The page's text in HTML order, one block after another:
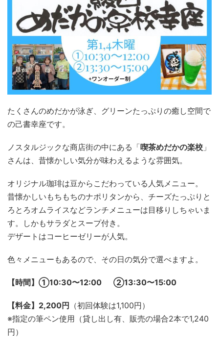
たくさんのめだかが泳ぎ、グリーンたっぷりの癒し空間で
の己書幸座です。
ノスタルジックな商店街の中にある「喫茶めだかの楽校 」
さんは、昔懐かしい気分が味わえるような雰囲気。
オリジナル珈琲は豆からこだわっている人気メニュー。
昔懐かしいもちもちのナポリタンから、チーズたっぷりと
ろとろオムライスなどランチメニューは目移りしちゃいま
す。しかもサラダとスープ付き。
デザートはコーヒーゼリーが人気。
色々メニューもあるので、その日の気分で選べますよ。
【時間】①10:30〜12:00 ②13:30〜15:00
【料金】2,200円
（初回体験は1,100円）
※指定の筆ペン使用（貸し出し有、販売の場合2本で1,240
円）